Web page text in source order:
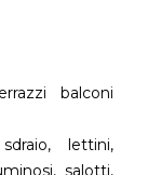
balconi
lettini,
salotti,